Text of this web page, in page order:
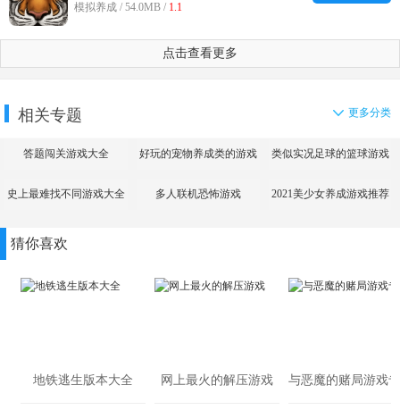
模拟养成 / 54.0MB / 1.1
点击查看更多
相关专题 更多分类
答题闯关游戏大全 好玩的宠物养成类的游戏 类似实况足球的篮球游戏
史上最难找不同游戏大全 多人联机恐怖游戏 2021美少女养成游戏推荐
猜你喜欢
地铁逃生版本大全 网上最火的解压游戏 与恶魔的赌局游戏